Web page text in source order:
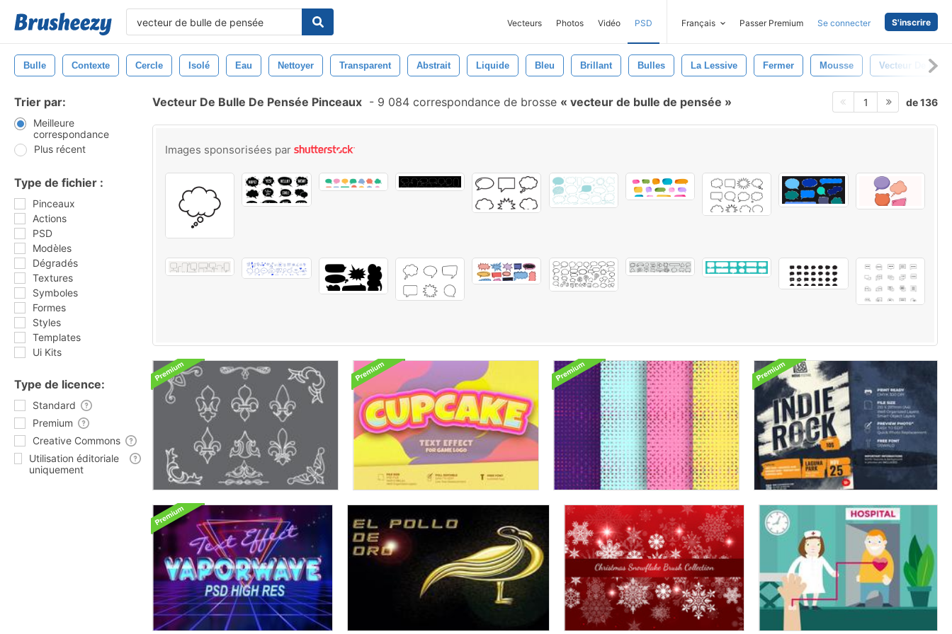
Vecteurs Photos Vidéo PSD Français Passer Premium Se connecter S'inscrire
Bulle Contexte Cercle Isolé Eau Nettoyer Transparent Abstrait Liquide Bleu Brillant Bulles La Lessive Fermer Mousse Vecteur De
Trier par:
Meilleure
correspondance
Plus récent
Type de fichier :
Pinceaux
Actions
PSD
Modèles
Dégradés
Textures
Symboles
Formes
Styles
Templates
Ui Kits
Type de licence:
Standard
Premium
Creative Commons
Utilisation éditoriale
uniquement
Vecteur De Bulle De Pensée Pinceaux - 9 084 correspondance de brosse vecteur de bulle de pensée 1 de 136
Images sponsorisées par